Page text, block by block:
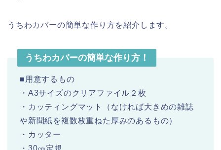
うちわカバーの簡単な作り方を紹介します。
うちわカバーの簡単な作り方！
■用意するもの
・A3サイズのクリアファイル２枚
・カッティングマット（なければ大きめの雑誌
や新聞紙を複数枚重ねた厚みのあるもの）
・カッター
・30㎝定規